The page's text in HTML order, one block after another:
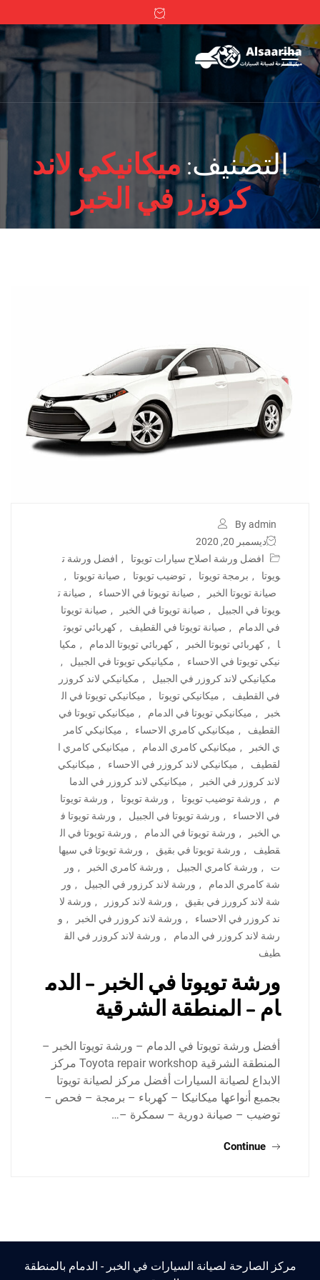
التصنيف: ميكانيكي لاند
كروزر في الخبر
By admin
ديسمبر 20, 2020
افضل ورشة اصلاح سيارات تويوتا
, افضل ورشة ت
ويوتا
, برمجة تويوتا , توضيب تويوتا , صيانة تويوتا
,
صيانة تويوتا الخبر
, صيانة تويوتا في الاحساء , صيانة ت
ويوتا في الجبيل
, صيانة تويوتا في الخبر , صيانة تويوتا
في الدمام
, صيانة تويوتا في القطيف , كهربائي تويوت
ا
, كهربائي تويوتا الخبر , كهربائي تويوتا الدمام , مكيا
نيكي تويوتا في الاحساء
, مكيانيكي تويوتا في الجبيل
,
مكيانيكي لاند كروزر في الجبيل
, مكيانيكي لاند كروزر
في القطيف
, ميكانيكي تويوتا , ميكانيكي تويوتا في ال
خبر
, ميكانيكي تويوتا في الدمام , ميكانيكي تويوتا في
القطيف
, ميكانيكي كامري الاحساء , ميكانيكي كامر
ي الخبر
, ميكانيكي كامري الدمام , ميكانيكي كامري ا
لقطيف
, ميكانيكي لاند كروزر في الاحساء , ميكانيكي
لاند كروزر في الخبر
, ميكانيكي لاند كروزر في الدما
م
, ورشة توضيب تويوتا , ورشة تويوتا , ورشة تويوتا
في الاحساء
, ورشة تويوتا في الجبيل , ورشة تويوتا ف
ي الخبر
, ورشة تويوتا في الدمام , ورشة تويوتا في ال
قطيف
, ورشة تويوتا في بقيق , ورشة تويوتا في سيها
ت
, ورشة كامري الجبيل , ورشة كامري الخبر , ور
شة كامري الدمام
, ورشة لاند كرزور في الجبيل , ور
شة لاند كرورز في بقيق
, ورشة لاند كروزر , ورشة لا
ند كروزر في الاحساء
, ورشة لاند كروزر في الخبر , و
رشة لاند كروزر في الدمام
, ورشة لاند كروزر في الق
طيف
ورشة تويوتا في الخبر – الدم
ام – المنطقة الشرقية
أفضل ورشة تويوتا في الدمام – ورشة تويوتا الخبر –
المنطقة الشرقية Toyota repair workshop مركز
الابداع لصيانة السيارات أفضل مركز لصيانة تويوتا
بجمبع أنواعها ميكانيكا – كهرباء – برمجة – فحص –
توضيب – صيانة دورية – سمكرة –…
Continue
مركز الصارحة لصيانة السيارات في الخبر - الدمام بالمنطقة